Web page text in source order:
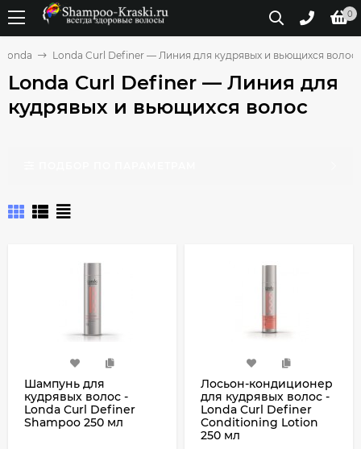
0
Londa Londa Curl Definer — Линия для кудрявых и вьющихся волос
Londa Curl Definer — Линия для
кудрявых и вьющихся волос
Шампунь для
кудрявых волос -
Londa Curl Definer
Shampoo 250 мл
Лосьон-кондиционер
для кудрявых волос -
Londa Curl Definer
Conditioning Lotion
250 мл